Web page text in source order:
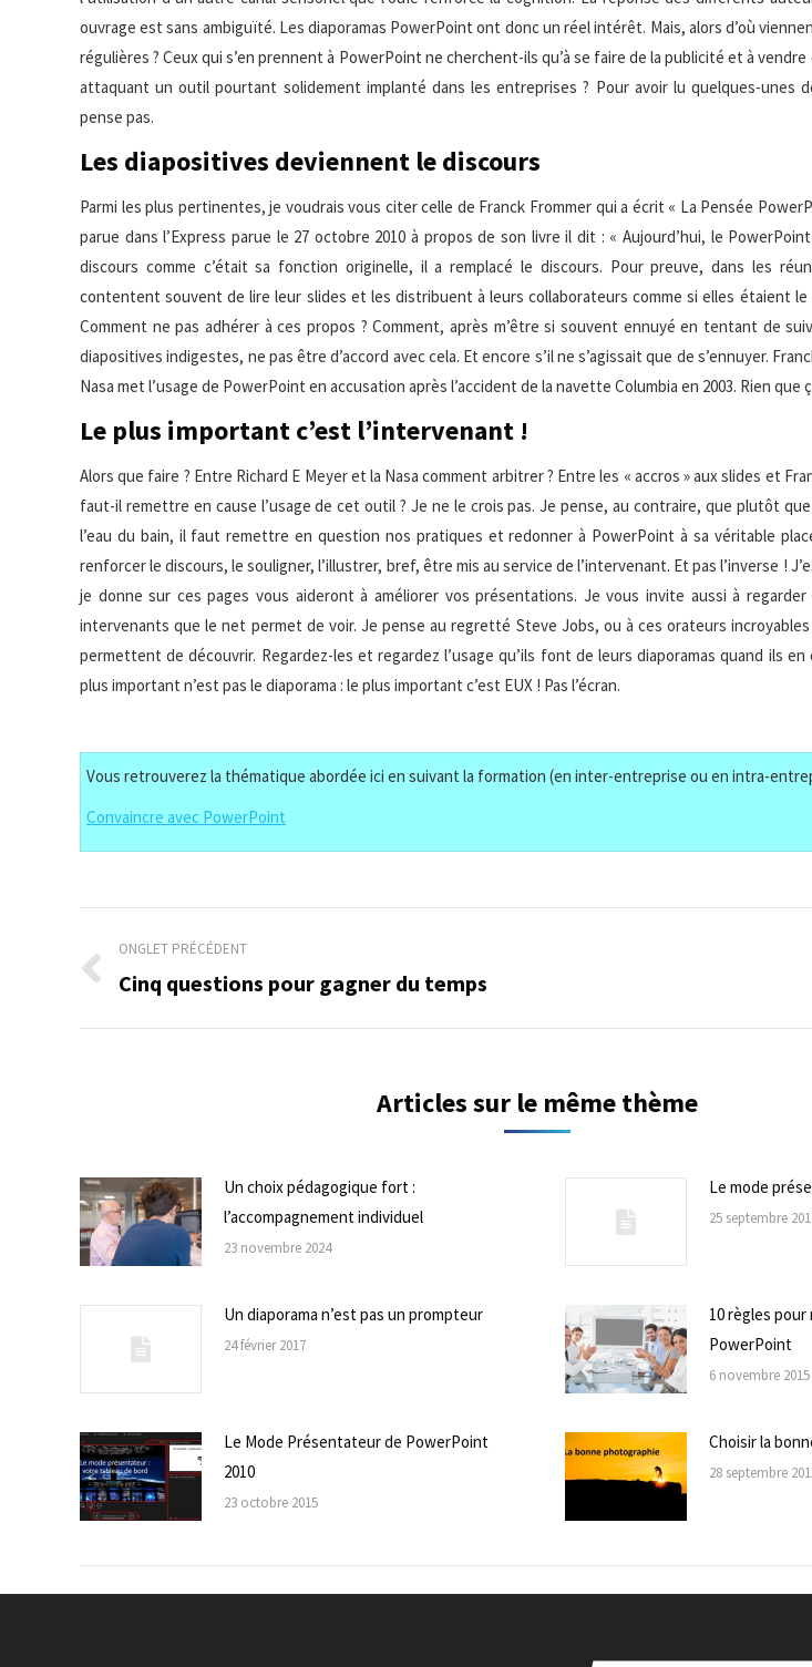
ouvrage est sans ambiguïté. Les diaporamas PowerPoint ont donc un réel intérêt. Mais, alors d’où
régulières ? Ceux qui s’en prennent à PowerPoint ne cherchent-ils qu’à se faire de la publicité et à
attaquant un outil pourtant solidement implanté dans les entreprises ? Pour avoir lu quelques-unes
pense pas.
Les diapositives deviennent le discours
Parmi les plus pertinentes, je voudrais vous citer celle de Franck Frommer qui a écrit « La Pensée
parue dans l’Express parue le 27 octobre 2010 à propos de son livre il dit : « Aujourd’hui, le
discours comme c’était sa fonction originelle, il a remplacé le discours. Pour preuve, dans les
contentent souvent de lire leur slides et les distribuent à leurs collaborateurs comme si elles étaient
Comment ne pas adhérer à ces propos ? Comment, après m’être si souvent ennuyé en tentant de
diapositives indigestes, ne pas être d’accord avec cela. Et encore s’il ne s’agissait que de s’ennuyer.
Nasa met l’usage de PowerPoint en accusation après l’accident de la navette Columbia en 2003. Rien que
Le plus important c’est l’intervenant !
Alors que faire ? Entre Richard E Meyer et la Nasa comment arbitrer ? Entre les « accros » aux slides et
faut-il remettre en cause l’usage de cet outil ? Je ne le crois pas. Je pense, au contraire, que plutôt
l’eau du bain, il faut remettre en question nos pratiques et redonner à PowerPoint à sa véritable
renforcer le discours, le souligner, l’illustrer, bref, être mis au service de l’intervenant. Et pas l’inverse !
je donne sur ces pages vous aideront à améliorer vos présentations. Je vous invite aussi à
intervenants que le net permet de voir. Je pense au regretté Steve Jobs, ou à ces orateurs
permettent de découvrir. Regardez-les et regardez l’usage qu’ils font de leurs diaporamas quand ils
plus important n’est pas le diaporama : le plus important c’est EUX ! Pas l’écran.
Vous retrouverez la thématique abordée ici en suivant la formation (en inter-entreprise ou en intra-
Convaincre avec PowerPoint
Navigation
de
commentaire
ONGLET PRÉCÉDENT
Onglet
Cinq questions pour gagner du temps
Articles sur le même thème
Un choix pédagogique fort :
l’accompagnement individuel
23 novembre 2024
Le mode
25 septembre
Un diaporama n’est pas un prompteur
24 février 2017
10 règles pour
PowerPoint
6 novembre 2015
Le Mode Présentateur de PowerPoint
2010
23 octobre 2015
Choisir la
28 septembre